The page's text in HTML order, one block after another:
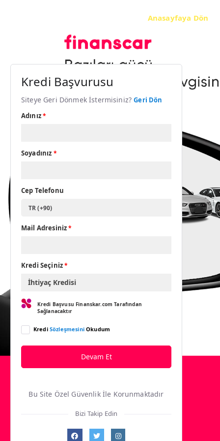
Anasayfaya Dön
Kredi Başvurusu
Siteye Geri Dönmek İstermisiniz?Geri Dön
Adınız*
Soyadınız *
Cep Telefonu
TR (+90)
Mail Adresiniz*
Kredi Seçiniz*
Kredi Başvusu Finanskar.com Tarafından
Sağlanacaktır
Kredi SözleşmesiniOkudum
Devam Et
Bu Site Özel Güvenlik İle Korunmaktadır
Bizi Takip Edin